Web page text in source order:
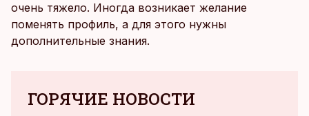
очень тяжело. Иногда возникает желание
поменять профиль, а для этого нужны
дополнительные знания.
ГОРЯЧИЕ НОВОСТИ